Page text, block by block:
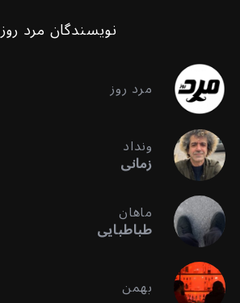
نویسندگان مرد روز
مرد روز
ونداد
زمانی
ماهان
طباطبایی
بهمن